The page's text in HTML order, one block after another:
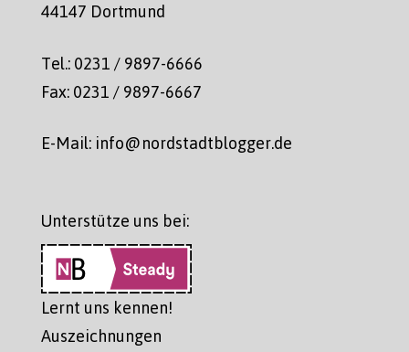
44147 Dortmund
Tel.: 0231 / 9897-6666
Fax: 0231 / 9897-6667
E-Mail: info@nordstadtblogger.de
Unterstütze uns bei:
Lernt uns kennen!
Auszeichnungen